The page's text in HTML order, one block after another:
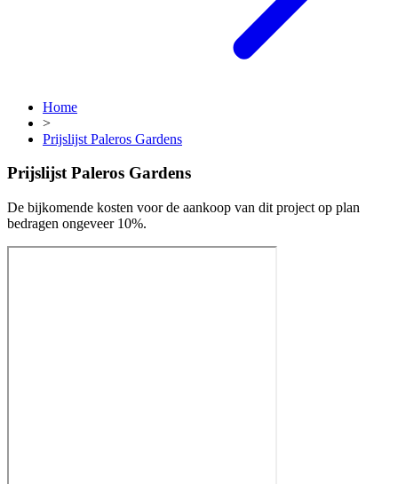
Home
>
Prijslijst Paleros Gardens
Prijslijst Paleros Gardens
De bijkomende kosten voor de aankoop van dit project op plan
bedragen ongeveer 10%.